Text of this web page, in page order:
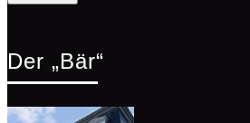
Der „Bär“